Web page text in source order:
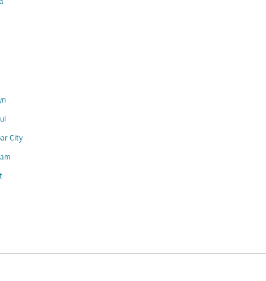
City